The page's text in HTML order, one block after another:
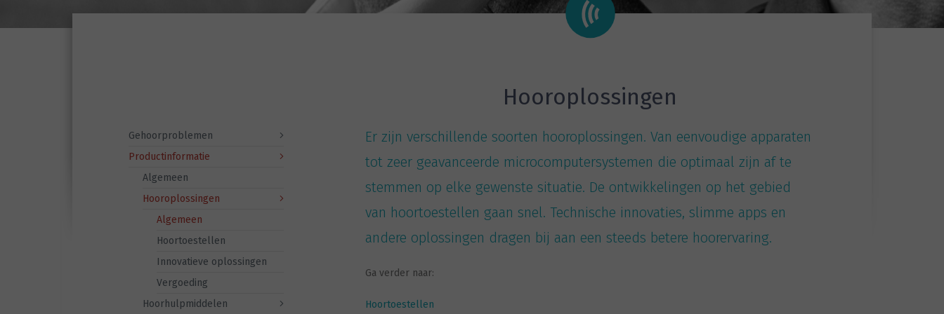
Gehoorproblemen
Productinformatie
Algemeen
Hooroplossingen
Algemeen
Hoortoestellen
Innovatieve oplossingen
Vergoeding
Hoorhulpmiddelen
Hooroplossingen
Er zijn verschillende soorten hooroplossingen. Van eenvoudige apparaten
tot zeer geavanceerde microcomputersystemen die optimaal zijn af te
stemmen op elke gewenste situatie. De ontwikkelingen op het gebied
van hoortoestellen gaan snel. Technische innovaties, slimme apps en
andere oplossingen dragen bij aan een steeds betere hoorervaring.
Ga verder naar:
Hoortoestellen